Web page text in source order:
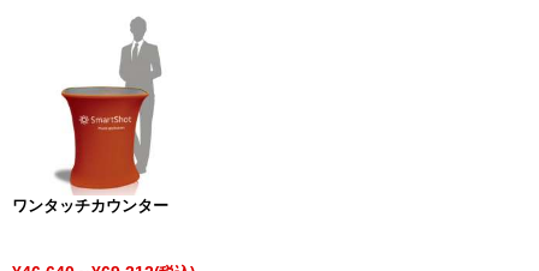
ワンタッチカウンター